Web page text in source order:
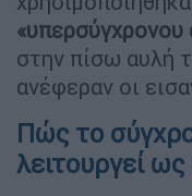
«υπερσύγχρονου
στην πίσω αυλή
ανέφεραν οι
Πώς το
λειτουργεί